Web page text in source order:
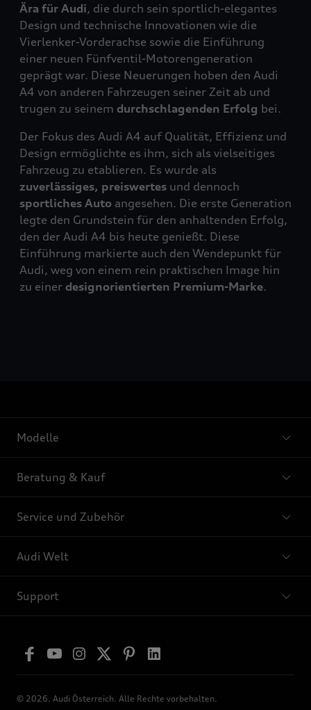
Ära für Audi, die durch sein sportlich-elegantes
Design und technische Innovationen wie die
Vierlenker-Vorderachse sowie die Einführung
einer neuen Fünfventil-Motorengeneration
geprägt war. Diese Neuerungen hoben den Audi
A4 von anderen Fahrzeugen seiner Zeit ab und
trugen zu seinem durchschlagenden Erfolg bei.
Der Fokus des Audi A4 auf Qualität, Effizienz und
Design ermöglichte es ihm, sich als vielseitiges
Fahrzeug zu etablieren. Es wurde als
zuverlässiges, preiswertes und dennoch
sportliches Auto angesehen. Die erste Generation
legte den Grundstein für den anhaltenden Erfolg,
den der Audi A4 bis heute genießt. Diese
Einführung markierte auch den Wendepunkt für
Audi, weg von einem rein praktischen Image hin
zu einer designorientierten Premium-Marke.
Modelle
Beratung & Kauf
Service und Zubehör
Audi Welt
Support
© 2026. Audi Österreich. Alle Rechte vorbehalten.